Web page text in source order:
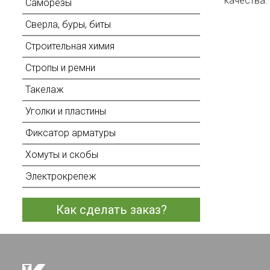
Саморезы
Сверла, буры, биты
Строительная химия
Стропы и ремни
Такелаж
Уголки и пластины
Фиксатор арматуры
Хомуты и скобы
Электрокрепеж
Как сделать заказ?